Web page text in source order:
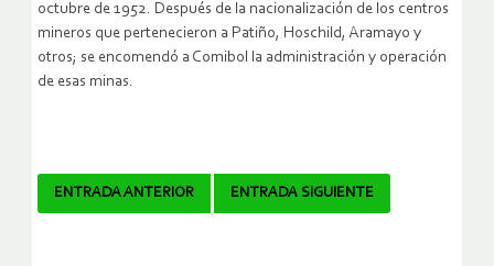
octubre de 1952. Después de la nacionalización de los centros
mineros que pertenecieron a Patiño, Hoschild, Aramayo y
otros; se encomendó a Comibol la administración y operación
de esas minas.
Navegador
ENTRADA ANTERIOR ENTRADA SIGUIENTE